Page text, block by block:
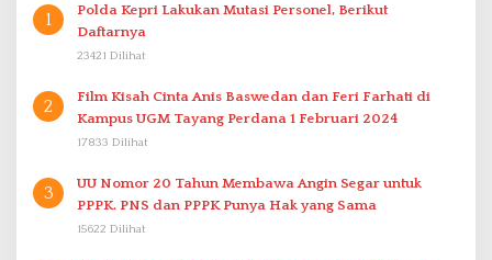
1
Polda Kepri Lakukan Mutasi Personel, Berikut
Daftarnya
23421 Dilihat
2
Film Kisah Cinta Anis Baswedan dan Feri Farhati di
Kampus UGM Tayang Perdana 1 Februari 2024
17833 Dilihat
3
UU Nomor 20 Tahun Membawa Angin Segar untuk
PPPK. PNS dan PPPK Punya Hak yang Sama
15622 Dilihat